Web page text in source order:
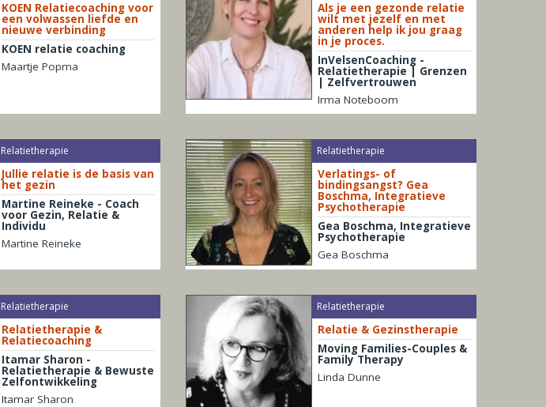
KOEN Relatiecoaching voor
een volwassen liefde en
nieuwe verbinding
KOEN relatie coaching
Maartje Popma
Als je een gezonde relatie
wilt met jezelf en met
anderen help ik jou graag
in je proces.
InVelsenCoaching -
Relatietherapie | Grenzen
| Zelfvertrouwen
Irma Noteboom
Relatietherapie
Jullie relatie is de basis van
het gezin
Martine Reineke - Coach
voor Gezin, Relatie &
Individu
Martine Reineke
Relatietherapie
Verlatings- of
bindingsangst? Gea
Boschma, Integratieve
Psychotherapie
Gea Boschma, Integratieve
Psychotherapie
Gea Boschma
Relatietherapie
Relatietherapie &
Relatiecoaching
Itamar Sharon -
Relatietherapie & Bewuste
Zelfontwikkeling
Itamar Sharon
Relatietherapie
Relatie & Gezinstherapie
Moving Families-Couples &
Family Therapy
Linda Dunne